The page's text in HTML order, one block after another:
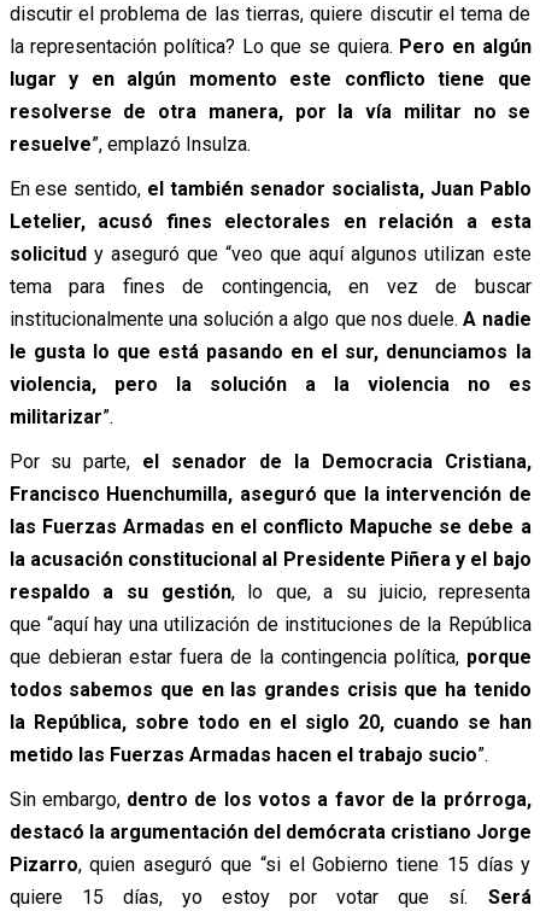
discutir el problema de las tierras, quiere discutir el tema de
la representación política? Lo que se quiera. Pero en algún
lugar y en algún momento este conflicto tiene que
resolverse de otra manera, por la vía militar no se
resuelve”, emplazó Insulza.
En ese sentido, el también senador socialista, Juan Pablo
Letelier, acusó fines electorales en relación a esta
solicitudy aseguró que “veo que aquí algunos utilizan este
tema para fines de contingencia, en vez de buscar
institucionalmente una solución a algo que nos duele.A nadie
le gusta lo que está pasando en el sur, denunciamos la
violencia, pero la solución a la violencia no es
militarizar”.
Por su parte, el senador de la Democracia Cristiana,
Francisco Huenchumilla, aseguró que la intervención de
las Fuerzas Armadas en el conflicto Mapuche se debe a
la acusación constitucional al Presidente Piñera y el bajo
respaldo a su gestión, lo que, a su juicio, representa
que “aquí hay una utilización de instituciones de la República
que debieran estar fuera de la contingencia política, porque
todos sabemos que en las grandes crisis que ha tenido
la República, sobre todo en el siglo 20, cuando se han
metido las Fuerzas Armadas hacen el trabajo sucio”.
Sin embargo, dentro de los votos a favor de la prórroga,
destacó la argumentación del demócrata cristiano Jorge
Pizarro, quien aseguró que “si el Gobierno tiene 15 días y
quiere 15 días, yo estoy por votar que sí. Será